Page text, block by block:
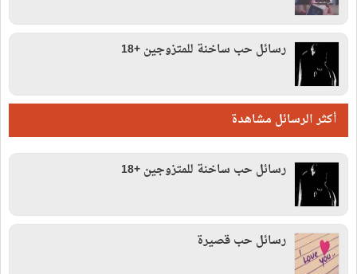
رسائل حب ساخنة للمتزوجين +18
أكثر الرسائل مشاهدة
رسائل حب ساخنة للمتزوجين +18
رسائل حب قصيرة